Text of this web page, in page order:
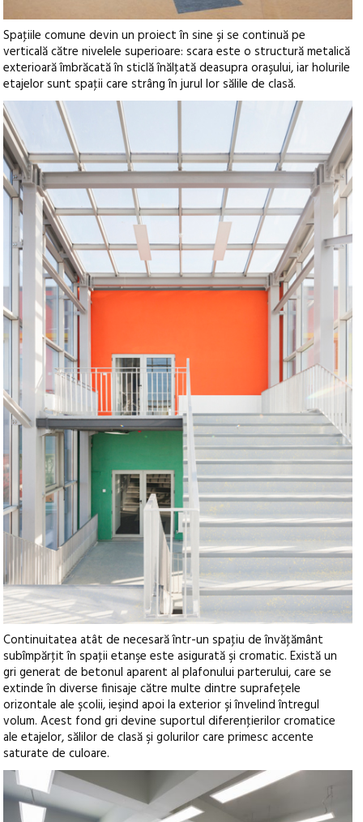
Spaţiile comune devin un proiect în sine şi se continuă pe
verticală către nivelele superioare: scara este o structură metalică
exterioară îmbrăcată în sticlă înălţată deasupra oraşului, iar holurile
etajelor sunt spaţii care strâng în jurul lor sălile de clasă.
Continuitatea atât de necesară într-un spaţiu de învăţământ
subîmpărţit în spaţii etanşe este asigurată şi cromatic. Există un
gri generat de betonul aparent al plafonului parterului, care se
extinde în diverse finisaje către multe dintre suprafeţele
orizontale ale şcolii, ieşind apoi la exterior şi învelind întregul
volum. Acest fond gri devine suportul diferenţierilor cromatice
ale etajelor, sălilor de clasă şi golurilor care primesc accente
saturate de culoare.